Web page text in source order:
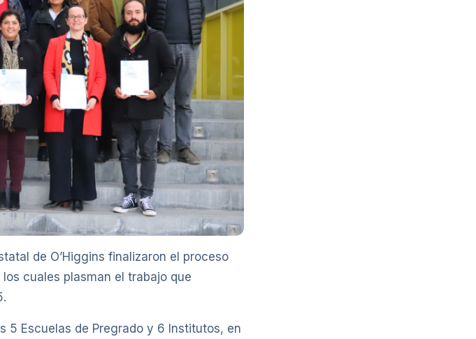
de O’Higgins finalizaron el proceso
cuales plasman el trabajo que
5 Escuelas de Pregrado y 6 Institutos, en